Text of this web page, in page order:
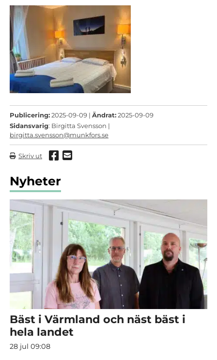
Publicering:2025-09-09 | Ändrat:2025-09-09
Sidansvarig: Birgitta Svensson |
birgitta.svensson@munkfors.se
Skriv ut Dela via Facebook
Dela via mail
Nyheter
Bäst i Värmland och näst bäst i
hela landet
28 jul 09:08